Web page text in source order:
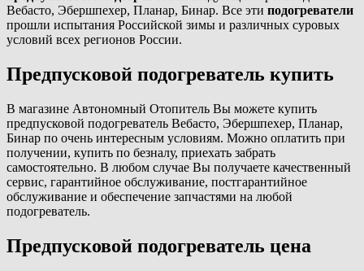
Вебасто, Эбершпехер, Планар, Бинар. Все эти подогреватели
прошли испытания Российской зимы и различных суровых
условий всех регионов России.
Предпусковой подогреватель купить
В магазине Автономный Отопитель Вы можете купить
предпусковой подогреватель Вебасто, Эбершпехер, Планар,
Бинар по очень интересным условиям. Можно оплатить при
получении, купить по безналу, приехать забрать
самостоятельно. В любом случае Вы получаете качественный
сервис, гарантийное обслуживание, постгарантийное
обслуживание и обеспечение запчастями на любой
подогреватель.
Предпусковой подогреватель цена